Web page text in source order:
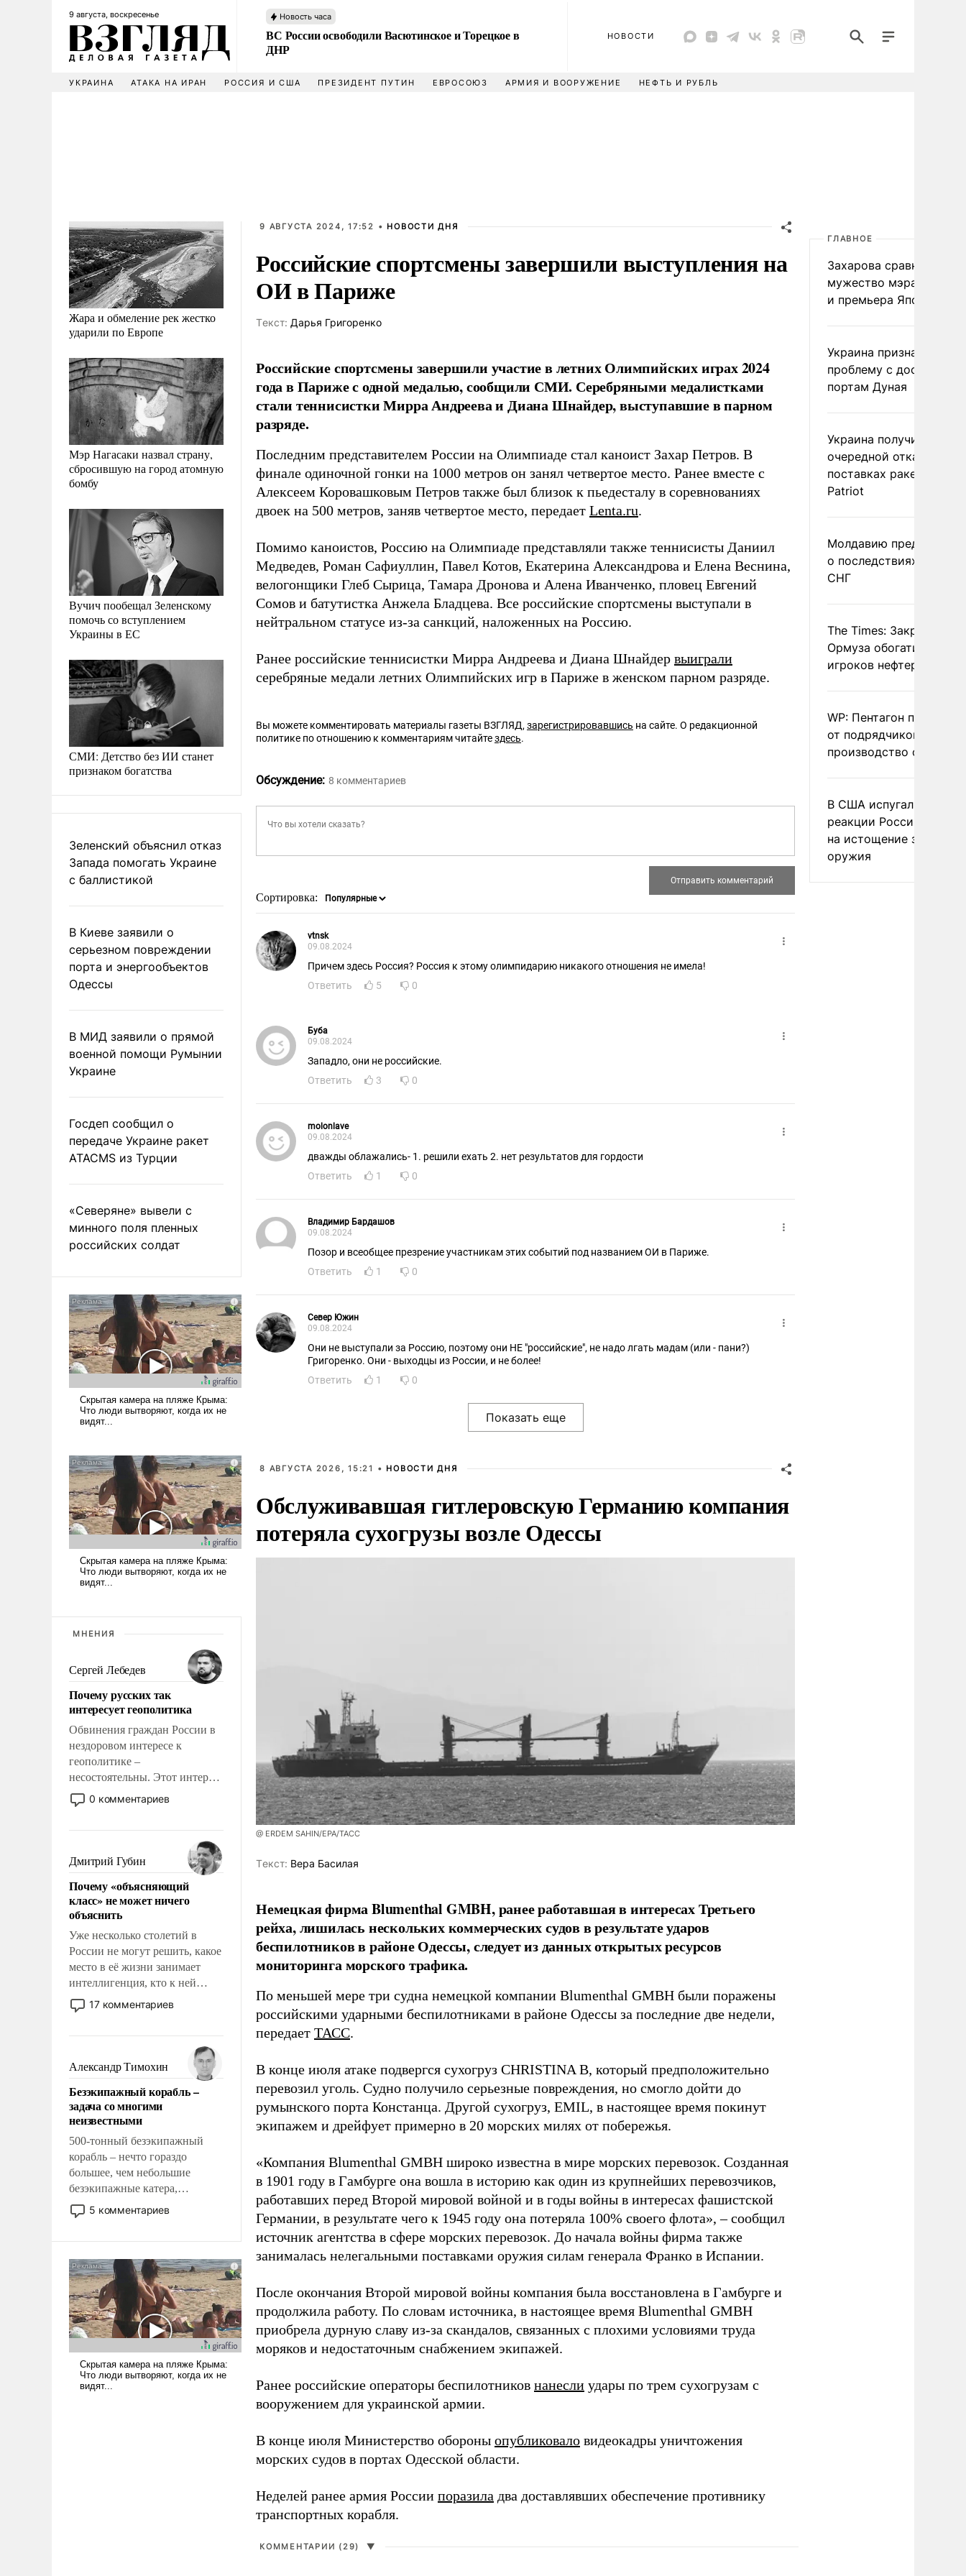
9 августа, воскресенье Новость часа
ВС России освободили Васютинское и Торецкое в
ДНР
НОВОСТИ
УКРАИНА АТАКА НА ИРАН РОССИЯ И США ПРЕЗИДЕНТ ПУТИН ЕВРОСОЮЗ АРМИЯ И ВООРУЖЕНИЕ НЕФТЬ И РУБЛЬ
Жара и обмеление рек жестко
ударили по Европе
Мэр Нагасаки назвал страну,
сбросившую на город атомную
бомбу
Вучич пообещал Зеленскому
помочь со вступлением
Украины в ЕС
СМИ: Детство без ИИ станет
признаком богатства
Зеленский объяснил отказ
Запада помогать Украине
с баллистикой
В Киеве заявили о
серьезном повреждении
порта и энергообъектов
Одессы
В МИД заявили о прямой
военной помощи Румынии
Украине
Госдеп сообщил о
передаче Украине ракет
ATACMS из Турции
«Северяне» вывели с
минного поля пленных
российских солдат
МНЕНИЯ
Сергей Лебедев
Почему русских так
интересует геополитика
Обвинения граждан России в
нездоровом интересе к
геополитике –
несостоятельны. Этот интерес
рационален и прагматичен. Он
обусловлен тысячелетним
фундаментальным знанием,
что мировая политика имеет
свойство заявляться на порог
нашего дома.
0 комментариев
Дмитрий Губин
Почему «объясняющий
класс» не может ничего
объяснить
Уже несколько столетий в
России не могут решить, какое
место в её жизни занимает
интеллигенция, кто к ней
принадлежит, а кого из неё
исключили с правом
чем она отличается от просто
образованных людей. Иногда
казалось, что эти вопросы
решены раз и навсегда, но –
нет, не решены.
17 комментариев
Александр Тимохин
Безэкипажный корабль –
задача со многими
неизвестными
500-тонный безэкипажный
корабль – нечто гораздо
большее, чем небольшие
безэкипажные катера,
применение которых уже
стало обыденностью. Задача по
и ее реализация радикально
поднимет наши боевые
возможности.
5 комментариев
9 АВГУСТА 2024, 17:52 • НОВОСТИ ДНЯ
Российские спортсмены завершили выступления на
ОИ в Париже
Tекст: Дарья Григоренко
Российские спортсмены завершили участие в летних Олимпийских играх 2024
года в Париже с одной медалью, сообщили СМИ. Серебряными медалистками
стали теннисистки Мирра Андреева и Диана Шнайдер, выступавшие в парном
разряде.
Последним представителем России на Олимпиаде стал каноист Захар Петров. В
финале одиночной гонки на 1000 метров он занял четвертое место. Ранее вместе с
Алексеем Коровашковым Петров также был близок к пьедесталу в соревнованиях
двоек на 500 метров, заняв четвертое место, передает Lenta.ru.
Помимо каноистов, Россию на Олимпиаде представляли также теннисисты Даниил
Медведев, Роман Сафиуллин, Павел Котов, Екатерина Александрова и Елена Веснина,
велогонщики Глеб Сырица, Тамара Дронова и Алена Иванченко, пловец Евгений
Сомов и батутистка Анжела Бладцева. Все российские спортсмены выступали в
нейтральном статусе из-за санкций, наложенных на Россию.
Ранее российские теннисистки Мирра Андреева и Диана Шнайдер выиграли
серебряные медали летних Олимпийских игр в Париже в женском парном разряде.
Вы можете комментировать материалы газеты ВЗГЛЯД, зарегистрировавшись на сайте. О редакционной
политике по отношению к комментариям читайтездесь.
Обсуждение: 8 комментариев
Сортировка:
vtnsk
09.08.2024
Причем здесь Россия? Россия к этому олимпидарию никакого отношения не имела!
Ответить
5 0
Буба
09.08.2024
Западло, они не российские.
Ответить
3 0
molonlave
09.08.2024
дважды облажались- 1. решили ехать 2. нет результатов для гордости
Ответить
1 0
Владимир Бардашов
09.08.2024
Позор и всеобщее презрение участникам этих событий под названием ОИ в Париже.
Ответить
1 0
Север Южин
09.08.2024
Они не выступали за Россию, поэтому они НЕ "российские", не надо лгать мадам (или - пани?)
Григоренко. Они - выходцы из России, и не более!
Ответить
1 0
8 АВГУСТА 2026, 15:21 • НОВОСТИ ДНЯ
Обслуживавшая гитлеровскую Германию компания
потеряла сухогрузы возле Одессы
@ ERDEM SAHIN/EPA/ТАСС
Tекст: Вера Басилая
Немецкая фирма Blumenthal GMBH, ранее работавшая в интересах Третьего
рейха, лишилась нескольких коммерческих судов в результате ударов
беспилотников в районе Одессы, следует из данных открытых ресурсов
мониторинга морского трафика.
По меньшей мере три судна немецкой компании Blumenthal GMBH были поражены
российскими ударными беспилотниками в районе Одессы за последние две недели,
передает ТАСС.
В конце июля атаке подвергся сухогруз CHRISTINA B, который предположительно
перевозил уголь. Судно получило серьезные повреждения, но смогло дойти до
румынского порта Констанца. Другой сухогруз, EMIL, в настоящее время покинут
экипажем и дрейфует примерно в 20 морских милях от побережья.
«Компания Blumenthal GMBH широко известна в мире морских перевозок. Созданная
в 1901 году в Гамбурге она вошла в историю как один из крупнейших перевозчиков,
работавших перед Второй мировой войной и в годы войны в интересах фашистской
Германии, в результате чего к 1945 году она потеряла 100% своего флота», – сообщил
источник агентства в сфере морских перевозок. До начала войны фирма также
занималась нелегальными поставками оружия силам генерала Франко в Испании.
После окончания Второй мировой войны компания была восстановлена в Гамбурге и
продолжила работу. По словам источника, в настоящее время Blumenthal GMBH
приобрела дурную славу из-за скандалов, связанных с плохими условиями труда
моряков и недостаточным снабжением экипажей.
Ранее российские операторы беспилотников нанесли удары по трем сухогрузам с
вооружением для украинской армии.
В конце июля Министерство обороны опубликовало видеокадры уничтожения
морских судов в портах Одесской области.
Неделей ранее армия России поразила два доставлявших обеспечение противнику
транспортных корабля.
КОММЕНТАРИИ (29) ▼
ГЛАВНОЕ
Захарова сравнила
мужество мэра
и премьера Японии
Украина признала
проблему с доступом к
портам Дуная
Украина получила
очередной отказ в
поставках ракет для
Patriot
Молдавию
о последствиях выхода
СНГ
The Times: Закрытие
Ормуза обогатило
игроков нефтерынка
WP: Пентагон
от подрядчиков
производство оружия
В США испугались
реакции России и
на истощение запасов
оружия